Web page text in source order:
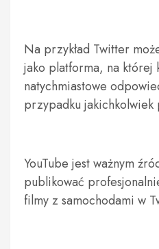
Na przykład Twitter
jako platforma, na której
natychmiastowe
przypadku jakichkolwiek
YouTube jest ważnym
publikować
filmy z samochodami w